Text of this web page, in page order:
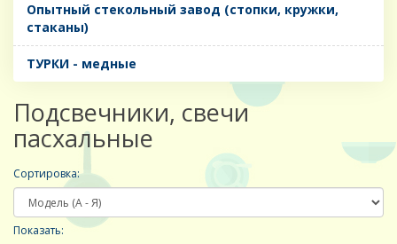
Опытный стекольный завод (стопки, кружки,
стаканы)
ТУРКИ - медные
Подсвечники, свечи
пасхальные
Сортировка:
Показать: